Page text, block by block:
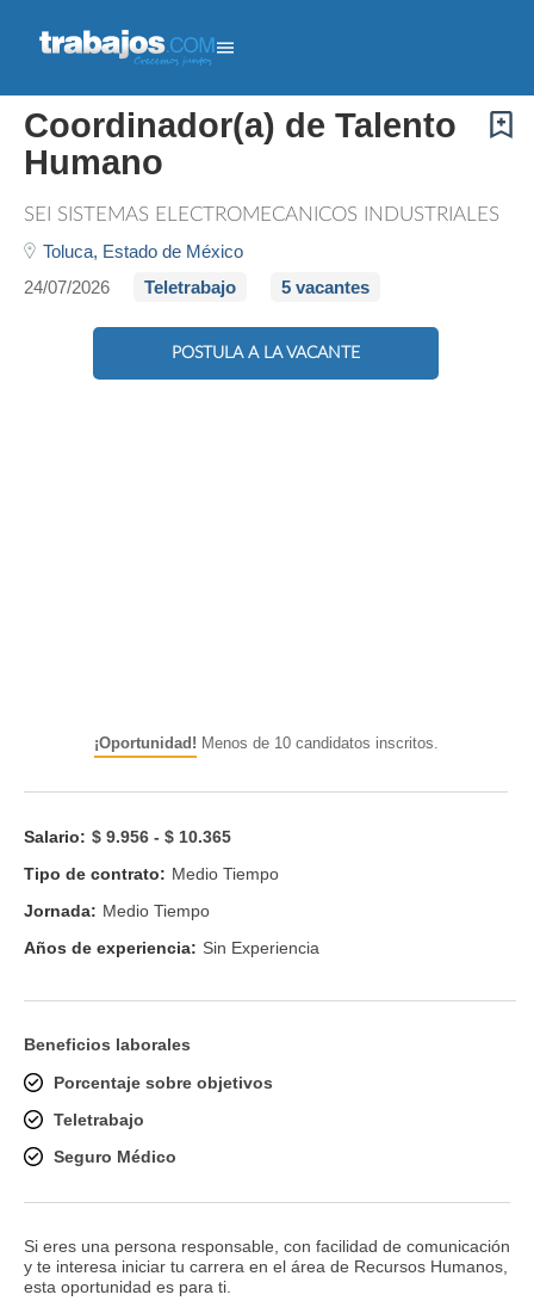
Responsabi..." />
Si eres una persona responsable, con facilidad de comunicación y te interesa
iniciar tu carrera en el área de Recursos Humanos, esta oportunidad es para ti.
Responsabi...">
Coordinador(a) de Talento
Humano
SEI SISTEMAS ELECTROMECÁNICOS INDUSTRIALES
Toluca, Estado de México
24/07/2026
Teletrabajo 5 vacantes
POSTULA A LA VACANTE
¡Oportunidad! Menos de 10 candidatos inscritos.
Salario: $ 9.956 - $ 10.365
Tipo de contrato: Medio Tiempo
Jornada: Medio Tiempo
Años de experiencia: Sin Experiencia
Beneficios laborales
Porcentaje sobre objetivos
Teletrabajo
Seguro Médico
Si eres una persona responsable, con facilidad de comunicación
y te interesa iniciar tu carrera en el área de Recursos Humanos,
esta oportunidad es para ti.